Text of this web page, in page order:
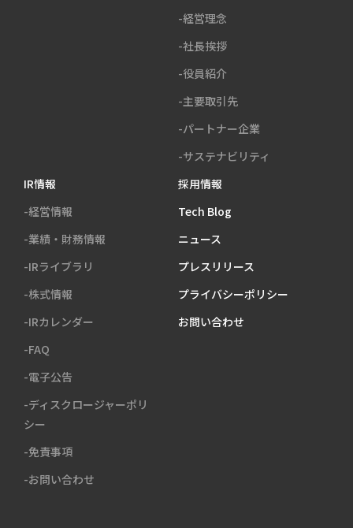
-経営理念
-社長挨拶
-役員紹介
-主要取引先
-パートナー企業
-サステナビリティ
IR情報
-経営情報
-業績・財務情報
-IRライブラリ
-株式情報
-IRカレンダー
-FAQ
-電子公告
-ディスクロージャーポリ
シー
-免責事項
-お問い合わせ
採用情報
Tech Blog
ニュース
プレスリリース
プライバシーポリシー
お問い合わせ